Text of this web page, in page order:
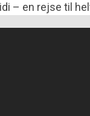
– en rejse til